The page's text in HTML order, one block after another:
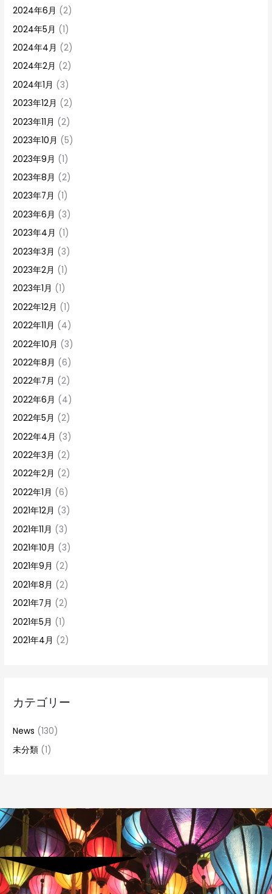
2024年6月 (2)
2024年5月 (1)
2024年4月 (2)
2024年2月 (2)
2024年1月 (3)
2023年12月 (2)
2023年11月 (2)
2023年10月 (5)
2023年9月 (1)
2023年8月 (2)
2023年7月 (1)
2023年6月 (3)
2023年4月 (1)
2023年3月 (3)
2023年2月 (1)
2023年1月 (1)
2022年12月 (1)
2022年11月 (4)
2022年10月 (3)
2022年8月 (6)
2022年7月 (2)
2022年6月 (4)
2022年5月 (2)
2022年4月 (3)
2022年3月 (2)
2022年2月 (2)
2022年1月 (6)
2021年12月 (3)
2021年11月 (3)
2021年10月 (3)
2021年9月 (2)
2021年8月 (2)
2021年7月 (2)
2021年5月 (1)
2021年4月 (2)
カテゴリー
News (130)
未分類 (1)